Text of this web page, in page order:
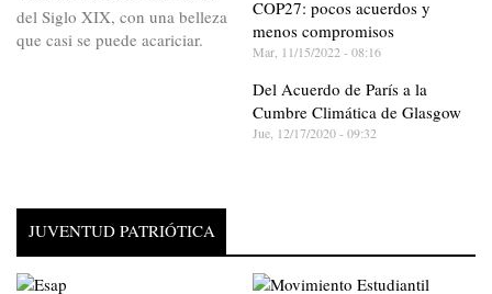
del Siglo XIX, con una belleza
que casi se puede acariciar.
COP27: pocos acuerdos y
menos compromisos
Mar, 11/15/2022 - 08:16
Del Acuerdo de París a la
Cumbre Climática de Glasgow
Jue, 12/17/2020 - 09:32
JUVENTUD PATRIÓTICA